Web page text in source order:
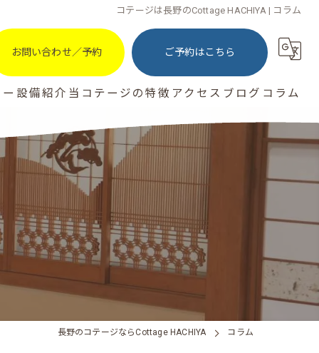
コテージは長野のCottage HACHIYA | コラム
お問い合わせ／予約 ご予約はこちら
設備紹介 当コテージの特徴
家族
大人数
BBQ
サウナ
アクセス ブログ コラム
長野のコテージならCottage HACHIYA コラム